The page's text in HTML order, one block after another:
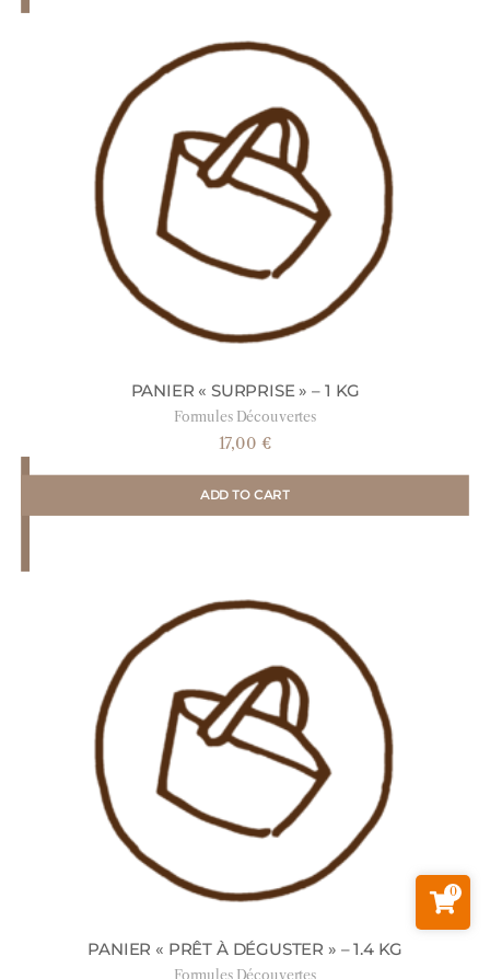
PANIER « SURPRISE » – 1 KG
Formules Découvertes
17,00 €
ADD TO CART
PANIER « PRÊT À DÉGUSTER » – 1.4 KG
Formules Découvertes
0